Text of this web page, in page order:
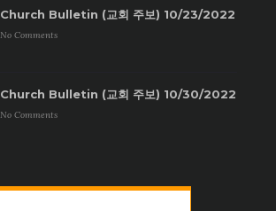
Church Bulletin (교회 주보) 10/23/2022
No Comments
Church Bulletin (교회 주보) 10/30/2022
No Comments